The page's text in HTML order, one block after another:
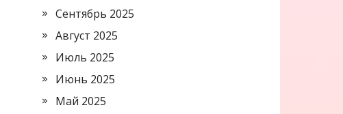
Сентябрь 2025
Август 2025
Июль 2025
Июнь 2025
Май 2025